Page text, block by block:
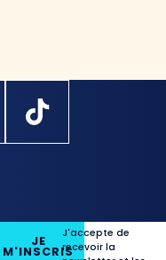
JE
M'INSCRIS
J'accepte de
recevoir la